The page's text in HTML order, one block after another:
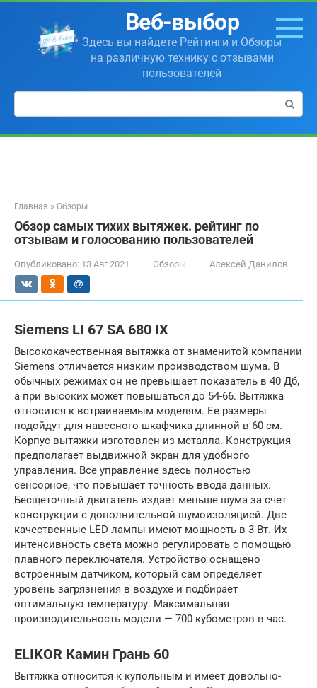
Перейти
контенту
Веб-выбор
Здесь вы найдете Рейтинги и Обзоры
на различную технику с отзывами
пользователей
Поиск:
Главная » Обзоры
Обзор самых тихих вытяжек. рейтинг по
отзывам и голосованию пользователей
Опубликовано: 13 Авг 2021 Обзоры Алексей Данилов
Siemens LI 67 SA 680 IX
Высококачественная вытяжка от знаменитой компании
Siemens отличается низким производством шума. В
обычных режимах он не превышает показатель в 40 Дб,
а при высоких может повышаться до 54-66. Вытяжка
относится к встраиваемым моделям. Ее размеры
подойдут для навесного шкафчика длинной в 60 см.
Корпус вытяжки изготовлен из металла. Конструкция
предполагает выдвижной экран для удобного
управления. Все управление здесь полностью
сенсорное, что повышает точность ввода данных.
Бесщеточный двигатель издает меньше шума за счет
конструкции с дополнительной шумоизоляцией. Две
качественные LED лампы имеют мощность в 3 Вт. Их
интенсивность света можно регулировать с помощью
плавного переключателя. Устройство оснащено
встроенным датчиком, который сам определяет
уровень загрязнения в воздухе и подбирает
оптимальную температуру. Максимальная
производительность модели — 700 кубометров в час.
ELIKOR Камин Грань 60
Вытяжка относится к купольным и имеет довольно-